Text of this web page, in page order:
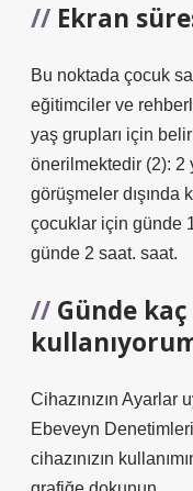
Ekran
Bu noktada çocuk
eğitimciler ve
yaş grupları için
önerilmektedir (2): 2
görüşmeler dışında
çocuklar için günde
günde 2 saat. saat.
Günde
Cihazınızın Ayarlar
Ebeveyn
cihazınızın